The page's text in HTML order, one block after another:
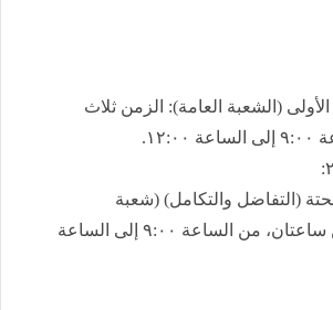
الأولى (الشعبة العامة): الزمن ثلاث
(التفاضل والتكامل) (شعبة
الرياضيات): الزمن ساعتان، من الساعة ٩:٠٠ إلى الساعة